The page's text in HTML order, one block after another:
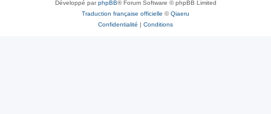
Développé parphpBB® Forum Software © phpBB Limited
Traduction française officielle ©Qiaeru
Confidentialité | Conditions